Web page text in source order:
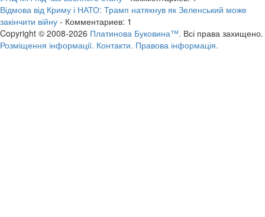
Відмова від Криму і НАТО: Трамп натякнув як Зеленський може
закінчити війну - Комментариев: 1
Copyright © 2008-2026 Платинова Буковина™. Всі права захищено.
Розміщення інформації. Контакти. Правова інформація.